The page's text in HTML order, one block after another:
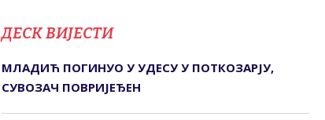
ДЕСК ВИЈЕСТИ
МЛАДИЋ ПОГИНУО У УДЕСУ У ПОТКОЗАРЈУ,
СУВОЗАЧ ПОВРИЈЕЂЕН